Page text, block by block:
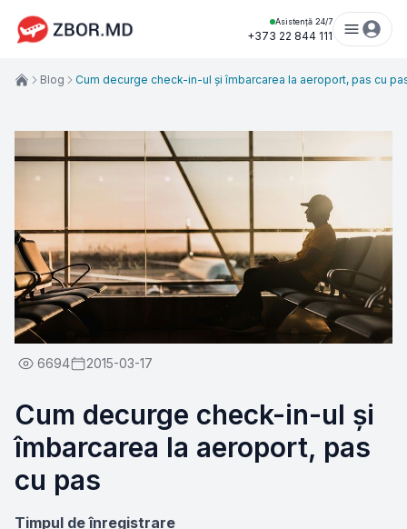
Asistență 24/7
+373 22 844 111
Blog Cum decurge check-in-ul și îmbarcarea la aeroport, pas cu
6694 2015-03-17
Cum decurge check-in-ul și
îmbarcarea la aeroport, pas
cu pas
Timpul de înregistrare